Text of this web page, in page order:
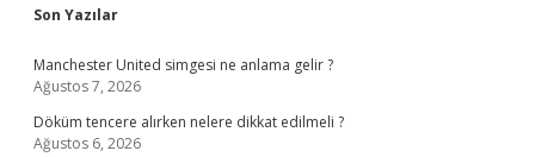
Sidebar
Son Yazılar
Manchester United simgesi ne anlama gelir ?
Ağustos 7, 2026
Döküm tencere alırken nelere dikkat edilmeli ?
Ağustos 6, 2026